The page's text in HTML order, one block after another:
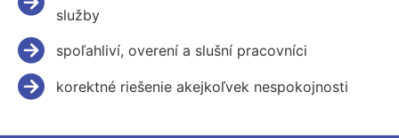
služby
spoľahliví, overení a slušní pracovníci
korektné riešenie akejkoľvek nespokojnosti